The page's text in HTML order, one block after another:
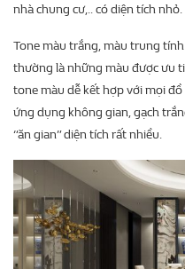
nhà chung cư,.. có diện tích nhỏ.
Tone màu trắng, màu trung
thường là những màu được ưu
tone màu dễ kết hợp với mọi
ứng dụng không gian, gạch
“ăn gian” diện tích rất nhiều.